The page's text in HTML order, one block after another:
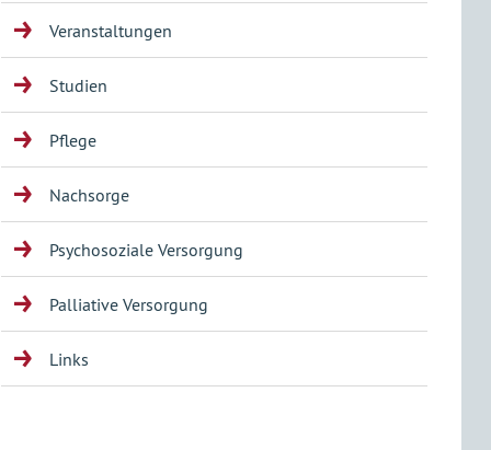
Veranstaltungen
Studien
Pflege
Nachsorge
Psychosoziale Versorgung
Palliative Versorgung
Links